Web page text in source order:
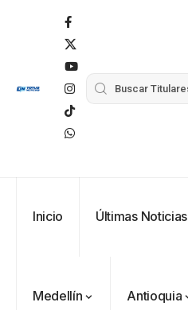
Inicio Últimas Noticias
Medellín Antioquia